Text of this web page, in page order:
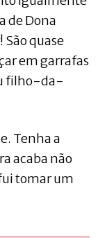
de Dona
São quase
em garrafas
filho-da-
Tenha a
acaba não
tomar um